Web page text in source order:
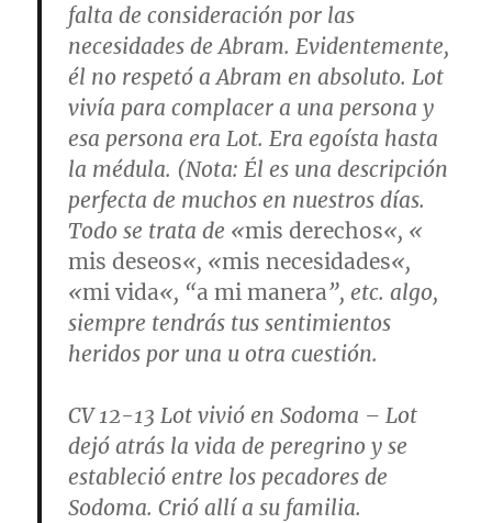
falta de consideración por las
necesidades de Abram. Evidentemente,
él no respetó a Abram en absoluto. Lot
vivía para complacer a una persona y
esa persona era Lot. Era egoísta hasta
la médula. (Nota: Él es una descripción
perfecta de muchos en nuestros días.
Todo se trata de «mis derechos«, «
mis deseos«, «mis necesidades«,
«mi vida«, “a mi manera”, etc. algo,
siempre tendrás tus sentimientos
heridos por una u otra cuestión.
CV 12-13 Lot vivió en Sodoma – Lot
dejó atrás la vida de peregrino y se
estableció entre los pecadores de
Sodoma. Crió allí a su familia.